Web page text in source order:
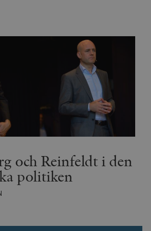
och Reinfeldt i den
politiken